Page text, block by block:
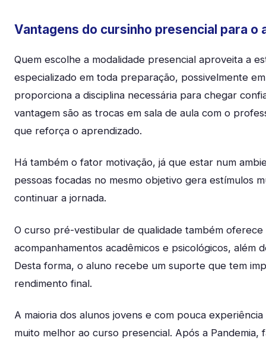
Vantagens do cursinho presencial para o
Quem escolhe a modalidade presencial aproveita a
especializado em toda preparação, possivelmente
proporciona a disciplina necessária para chegar
vantagem são as trocas em sala de aula com o
que reforça o aprendizado.
Há também o fator motivação, já que estar num
pessoas focadas no mesmo objetivo gera estímulos
continuar a jornada.
O curso pré-vestibular de qualidade também oferece
acompanhamentos acadêmicos e psicológicos, além
Desta forma, o aluno recebe um suporte que tem
rendimento final.
A maioria dos alunos jovens e com pouca
muito melhor ao curso presencial. Após a Pandemia,